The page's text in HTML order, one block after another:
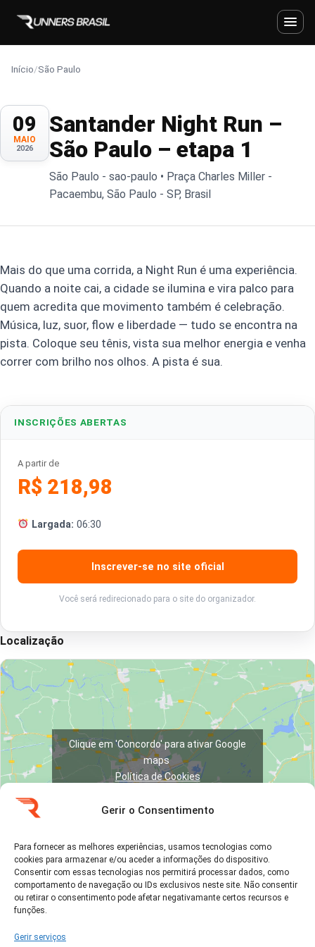
Gerir o Consentimento
Para fornecer as melhores experiências, usamos tecnologias como
cookies para armazenar e/ou aceder a informações do dispositivo.
Consentir com essas tecnologias nos permitirá processar dados, como
comportamento de navegação ou IDs exclusivos neste site. Não consentir
ou retirar o consentimento pode afetar negativamante certos recursos e
funções.
Gerir serviços
Início/São Paulo
09
MAIO
2026
Santander Night Run –
São Paulo – etapa 1
São Paulo - sao-paulo • Praça Charles Miller -
Pacaembu, São Paulo - SP, Brasil
Mais do que uma corrida, a Night Run é uma experiência.
Quando a noite cai, a cidade se ilumina e vira palco para
quem acredita que movimento também é celebração.
Música, luz, suor, flow e liberdade — tudo se encontra na
pista. Coloque seu tênis, vista sua melhor energia e venha
correr com brilho nos olhos. A pista é sua.
INSCRIÇÕES ABERTAS
A partir de
R$ 218,98
Largada: 06:30
Inscrever-se no site oficial
Você será redirecionado para o site do organizador.
Localização
Clique em 'Concordo' para ativar Google
maps
Política de Cookies
Ver no Google Maps →